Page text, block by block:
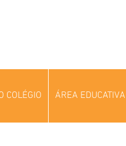
COLÉGIO ÁREA EDUCATIVA